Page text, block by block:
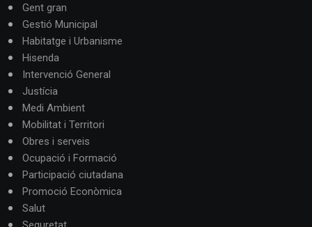
Gent gran
Gestió Municipal
Habitatge i Urbanisme
Hisenda
Intervenció General
Justícia
Medi Ambient
Mobilitat i Territori
Obres i serveis
Ocupació i Formació
Participació ciutadana
Promoció Econòmica
Salut